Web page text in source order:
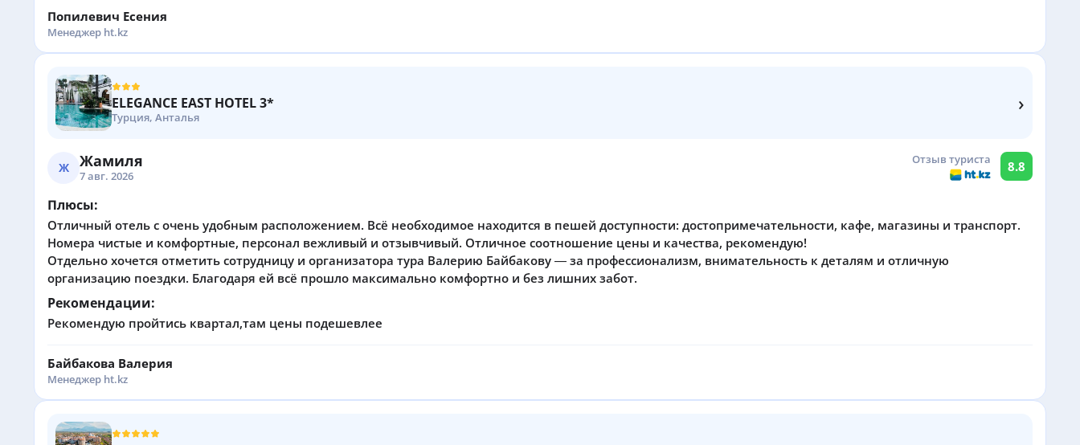
Попилевич Есения
Менеджер ht.kz
ELEGANCE EAST HOTEL 3*
Турция, Анталья
›
Ж Жамиля
7 авг. 2026
Отзыв туриста 8.8
Плюсы:
Отличный отель с очень удобным расположением. Всё необходимое находится в пешей доступности: достопримечательности, кафе, магазины и транспорт.
Номера чистые и комфортные, персонал вежливый и отзывчивый. Отличное соотношение цены и качества, рекомендую!
Отдельно хочется отметить сотрудницу и организатора тура Валерию Байбакову — за профессионализм, внимательность к деталям и отличную
организацию поездки. Благодаря ей всё прошло максимально комфортно и без лишних забот.
Рекомендации:
Рекомендую пройтись квартал,там цены подешевлее
Байбакова Валерия
Менеджер ht.kz